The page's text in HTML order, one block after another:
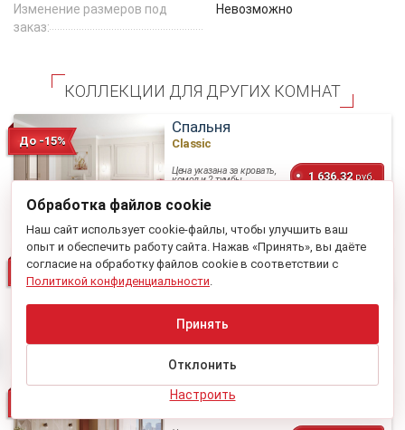
Изменение размеров под
заказ:
Невозможно
КОЛЛЕКЦИИ ДЛЯ ДРУГИХ КОМНАТ
До -15%
Спальня
Classic
Цена указана за кровать,
комод и 2 тумбы 1 636.32 руб.
До -15%
Гостиная
Цена за тумбу ТВ и два 2 081.61 руб.
Цена за набор на картинке 2 519.27
Молодежная
Classic
Обработка файлов cookie
Наш сайт использует cookie-файлы, чтобы улучшить ваш
опыт и обеспечить работу сайта. Нажав «Принять», вы даёте
согласие на обработку файлов cookie в соответствии с
Политикой конфиденциальности.
Настроить
Отклонить
Принять